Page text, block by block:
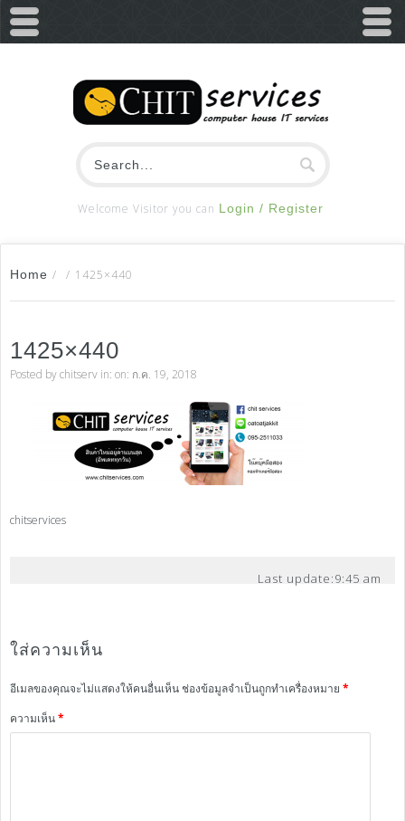
Welcome Visitor you can Login / Register
Home / / 1425×440
1425×440
Posted bychitserv in: on: ก.ค. 19, 2018
chitservices
Last update:9:45 am
ใส่ความเห็น
อีเมลของคุณจะไม่แสดงให้คนอื่นเห็นช่องข้อมูลจำเป็นถูกทำเครื่องหมาย *
ความเห็น*